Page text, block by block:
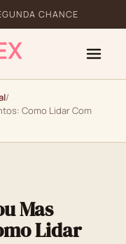
CHANCE
/
Como Lidar Com
Mas
Lidar